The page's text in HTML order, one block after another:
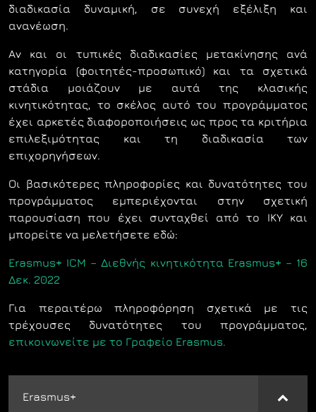
Erasmus+
διαδικασία δυναμική, σε συνεχή εξέλιξη και
ανανέωση.
Αν και οι τυπικές διαδικασίες μετακίνησης ανά
κατηγορία (φοιτητές-προσωπικό) και τα σχετικά
στάδια μοιάζουν με αυτά της κλασικής
κινητικότητας, το σκέλος αυτό του προγράμματος
έχει αρκετές διαφοροποιήσεις ως προς τα κριτήρια
επιλεξιμότητας και τη διαδικασία των
επιχορηγήσεων.
Οι βασικότερες πληροφορίες και δυνατότητες του
προγράμματος εμπεριέχονται στην σχετική
παρουσίαση που έχει συνταχθεί από το ΙΚΥ και
μπορείτε να μελετήσετε εδώ:
Erasmus+ ICM – Διεθνής κινητικότητα Erasmus+ – 16
Δεκ. 2022
Για περαιτέρω πληροφόρηση σχετικά με τις
τρέχουσες δυνατότητες του προγράμματος,
επικοινωνείτε με το Γραφείο Erasmus.